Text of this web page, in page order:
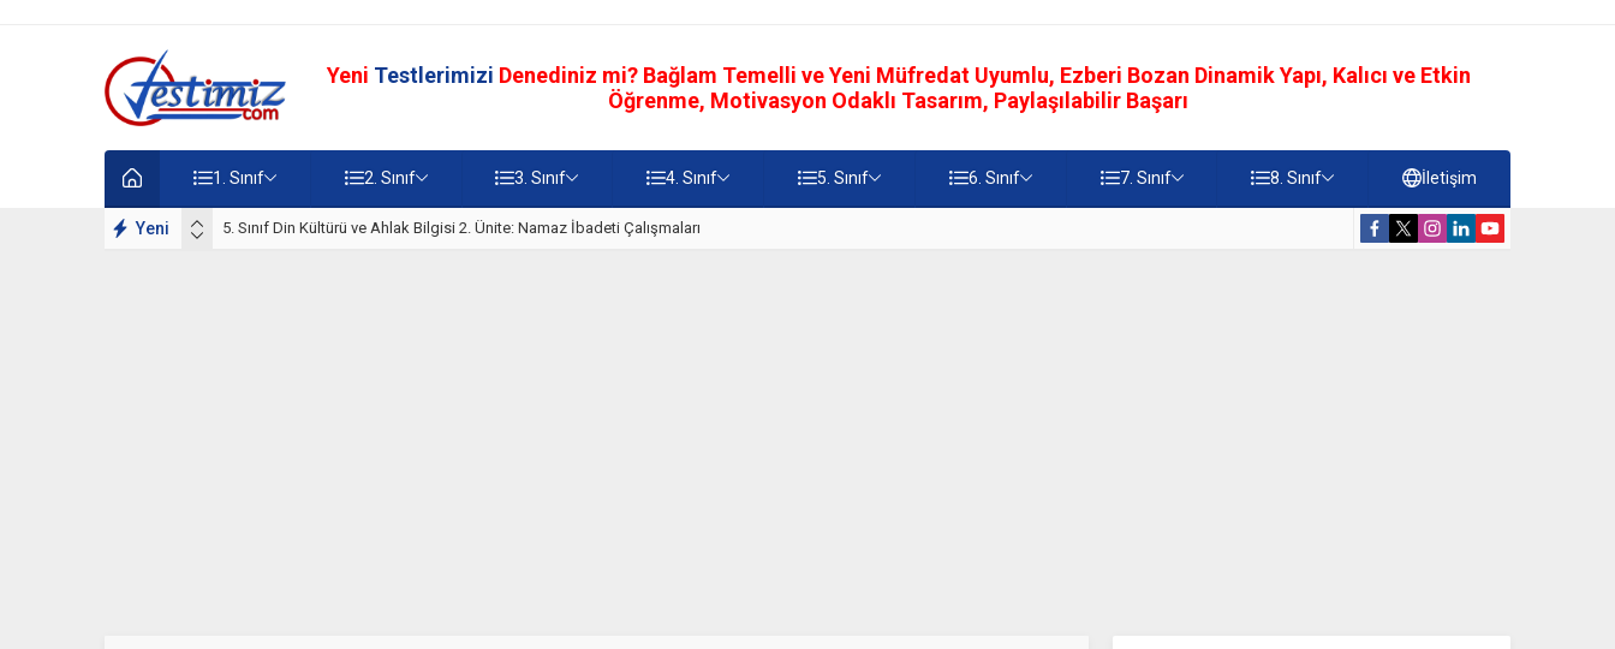
Yeni Testlerimizi Denediniz mi? Bağlam Temelli ve Yeni Müfredat Uyumlu, Ezberi Bozan Dinamik Yapı, Kalıcı ve Etkin
Öğrenme, Motivasyon Odaklı Tasarım, Paylaşılabilir Başarı
1. Sınıf 2. Sınıf 3. Sınıf 4. Sınıf 5. Sınıf 6. Sınıf 7. Sınıf 8. Sınıf İletişim
Yeni 5. Sınıf Namaz İbadeti Ünite Testi – Online Çöz